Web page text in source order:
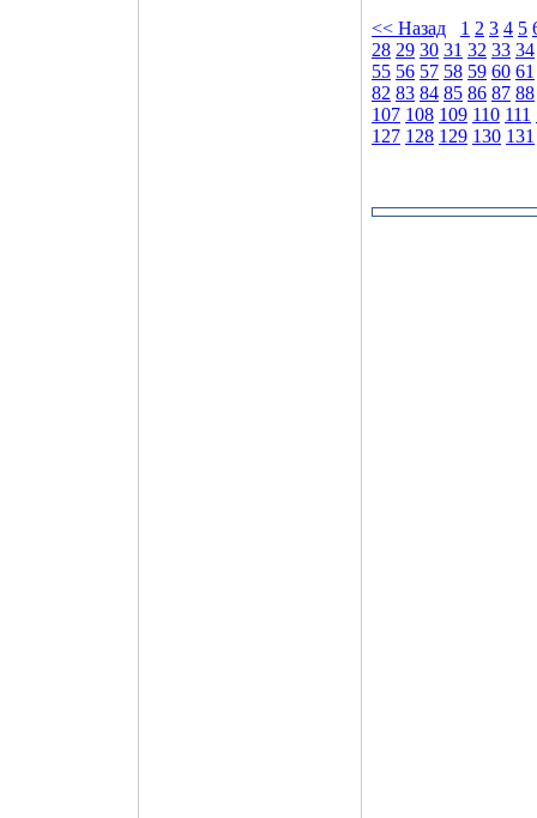
<< Назад
1 2 3 4 5
28 29 30 31 32 33 34
55 56 57 58 59 60 61
82 83 84 85 86 87 88
107 108 109 110 111
127 128 129 130 131